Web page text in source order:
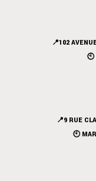
📍102
🕙
📍9 RUE
🕙